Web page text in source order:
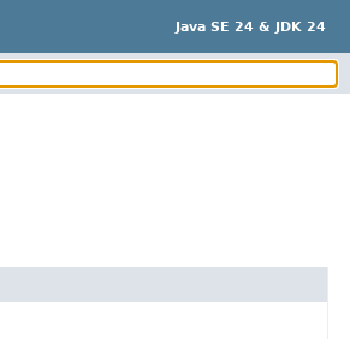
Java SE 24 & JDK 24